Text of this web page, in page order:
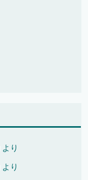
より
より